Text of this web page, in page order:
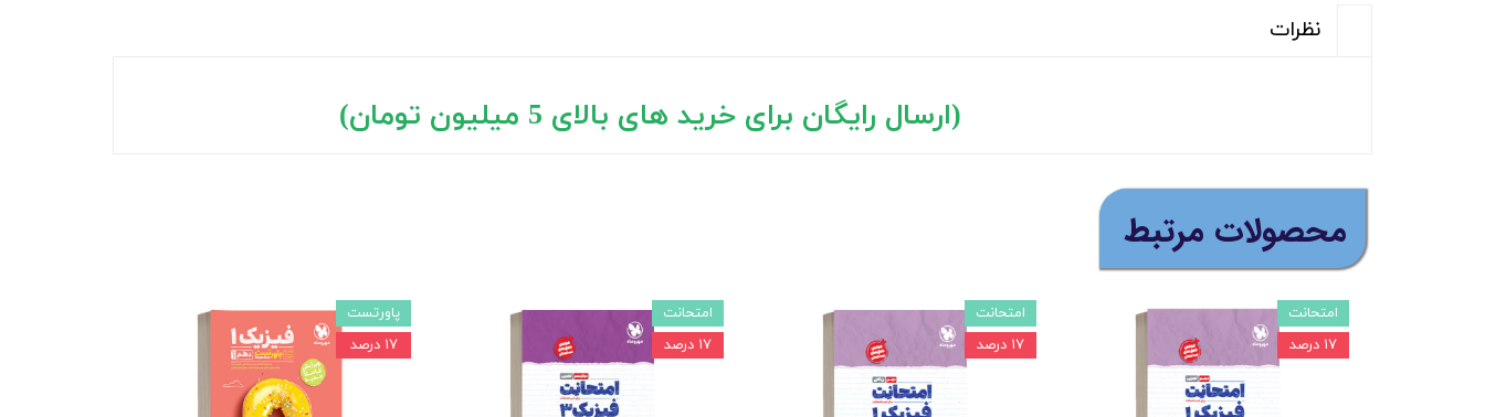
نظرات
(ارسال رایگان برای خرید های بالای 5 میلیون تومان)
​محصولات مرتبط
امتحانت
۱۷ درصد
امتحانت
۱۷ درصد
امتحانت
۱۷ درصد
پاورتست
۱۷ درصد